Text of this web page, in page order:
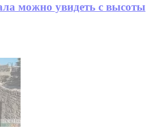
можно увидеть с высоты